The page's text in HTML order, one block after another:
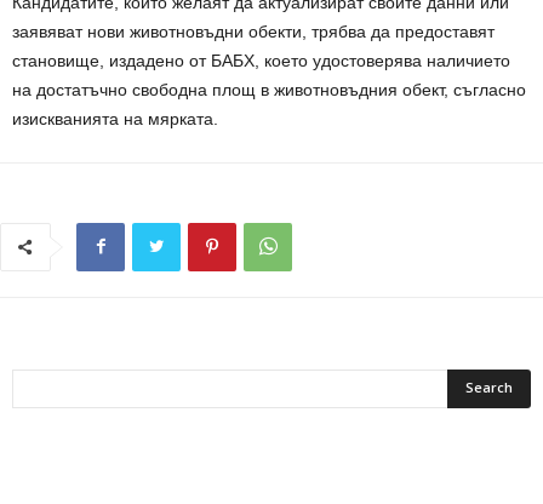
заявяват нови животновъдни обекти, трябва да предоставят
становище, издадено от БАБХ, което удостоверява наличието
на достатъчно свободна площ в животновъдния обект, съгласно
изискванията на мярката.